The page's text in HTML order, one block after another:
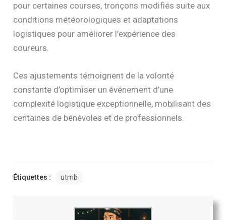
pour certaines courses, tronçons modifiés suite aux
conditions météorologiques et adaptations
logistiques pour améliorer l’expérience des
coureurs.
Ces ajustements témoignent de la volonté
constante d’optimiser un événement d’une
complexité logistique exceptionnelle, mobilisant des
centaines de bénévoles et de professionnels.
Étiquettes : utmb